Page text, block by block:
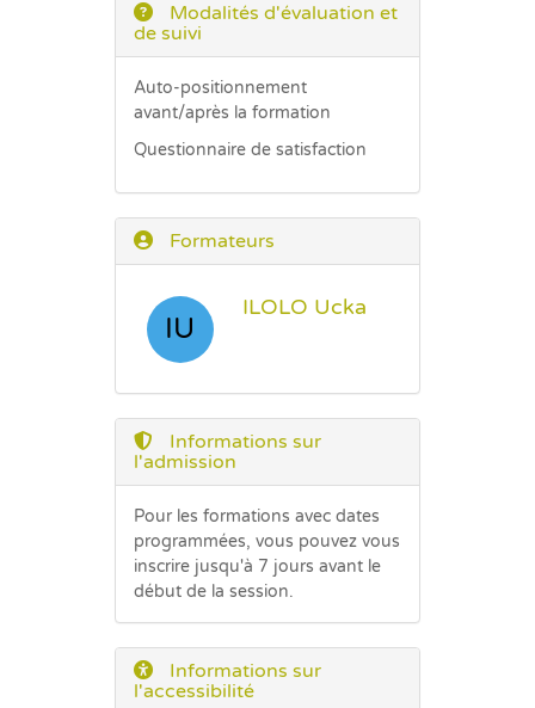
Modalités d'évaluation et
de suivi
Auto-positionnement
avant/après la formation
Questionnaire de satisfaction
Formateurs
IU
ILOLO Ucka
Informations sur
l'admission
Pour les formations avec dates
programmées, vous pouvez vous
inscrire jusqu'à 7 jours avant le
début de la session.
Informations sur
l'accessibilité